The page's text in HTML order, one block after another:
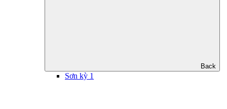
Back
Sơn kỳ 1